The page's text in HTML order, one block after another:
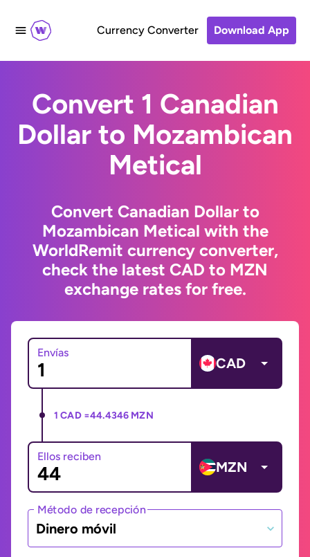
Currency Converter Download App
Convert 1 Canadian
Dollar to Mozambican
Metical
Convert Canadian Dollar to
Mozambican Metical with the
WorldRemit currency converter,
check the latest CAD to MZN
exchange rates for free.
Envías
CAD
1 CAD =44.4346 MZN
Ellos reciben
MZN
Método de recepción
Dinero móvil